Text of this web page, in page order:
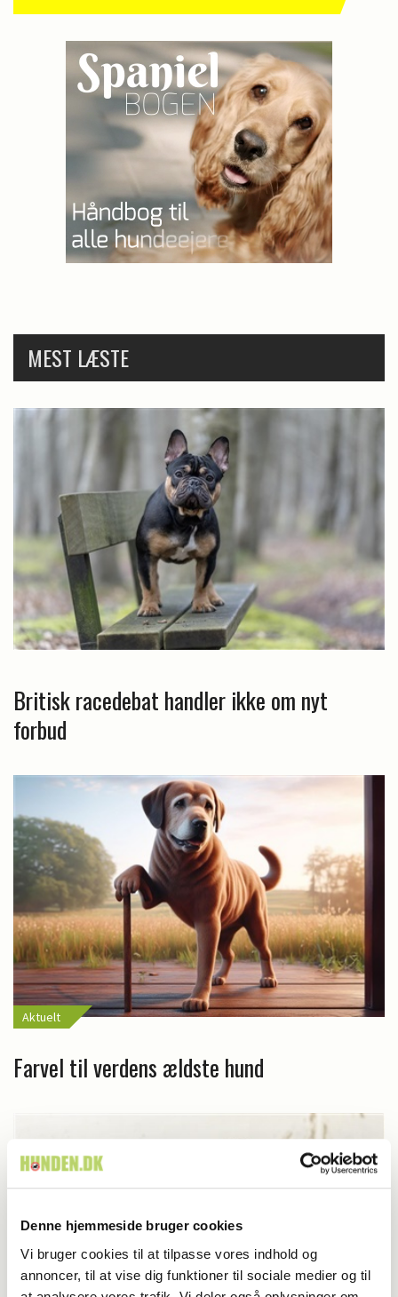
Denne hjemmeside bruger cookies
Vi bruger cookies til at tilpasse vores indhold og
annoncer, til at vise dig funktioner til sociale medier og til
MEST LÆSTE
Britisk racedebat handler ikke om nyt
forbud
Aktuelt
Farvel til verdens ældste hund